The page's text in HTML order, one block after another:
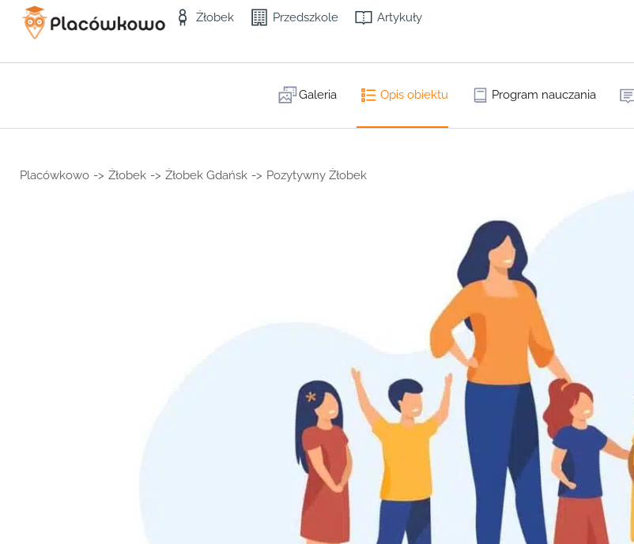
Żłobek Przedszkole Artykuły
Galeria Opis obiektu Program nauczania
Placówkowo -> Żłobek -> Żłobek Gdańsk -> Pozytywny Żłobek